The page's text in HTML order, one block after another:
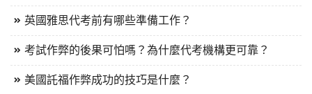
英國雅思代考前有哪些準備工作？
考試作弊的後果可怕嗎？為什麼代考機構更可靠？
美國託福作弊成功的技巧是什麼？